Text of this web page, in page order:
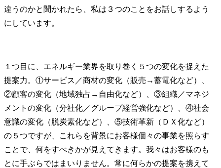
違うのかと聞かれたら、私は３つのことをお話しするよう
にしています。
１つ目に、エネルギー業界を取り巻く５つの変化を捉えた
提案力。①サービス／商材の変化（販売→蓄電化など）、
②顧客の変化（地域独占→自由化など）、③組織／マネジ
メントの変化（分社化／グループ経営強化など）、④社会
意識の変化（脱炭素化など）、⑤技術革新（ＤＸ化など）
の５つですが、これらを背景にお客様個々の事業を照らす
ことで、何をすべきかが見えてきます。我々はお客様のも
とに手ぶらではまいりません。常に何らかの提案を携えて